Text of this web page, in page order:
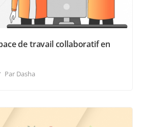
de travail collaboratif en
Par Dasha